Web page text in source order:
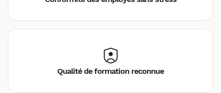
Qualité de formation reconnue